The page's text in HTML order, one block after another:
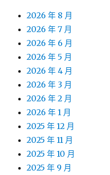
2026 年 8 月
2026 年 7 月
2026 年 6 月
2026 年 5 月
2026 年 4 月
2026 年 3 月
2026 年 2 月
2026 年 1 月
2025 年 12 月
2025 年 11 月
2025 年 10 月
2025 年 9 月